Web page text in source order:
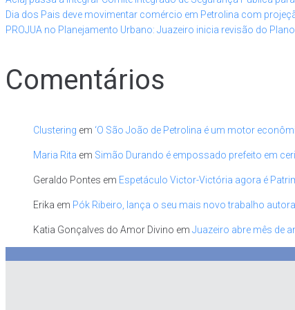
Dia dos Pais deve movimentar comércio em Petrolina com
PROJUA no Planejamento Urbano: Juazeiro inicia revisão do
Comentários
Clustering em ‘O São João de Petrolina é um motor
Maria Rita em Simão Durando é empossado prefeito em
Geraldo Pontes em Espetáculo Victor-Victória agora é
Erika em Pók Ribeiro, lança o seu mais novo trabalho
Katia Gonçalves do Amor Divino em Juazeiro abre mês de